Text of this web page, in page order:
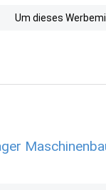
Um dieses